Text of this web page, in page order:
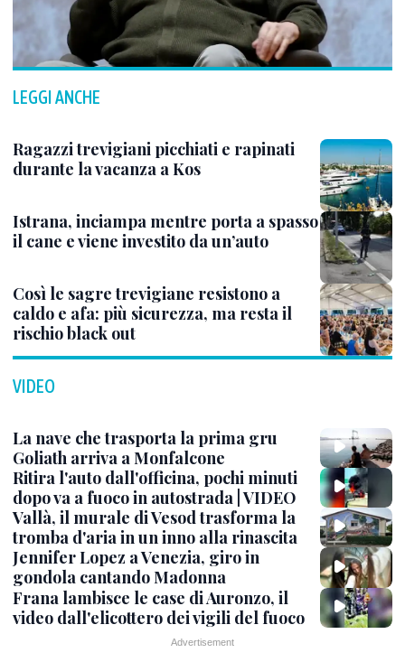
LEGGI ANCHE
Ragazzi trevigiani picchiati e rapinati
durante la vacanza a Kos
Istrana, inciampa mentre porta a spasso
il cane e viene investito da un’auto
Così le sagre trevigiane resistono a
caldo e afa: più sicurezza, ma resta il
rischio black out
VIDEO
La nave che trasporta la prima gru
Goliath arriva a Monfalcone
Ritira l'auto dall'officina, pochi minuti
dopo va a fuoco in autostrada | VIDEO
Vallà, il murale di Vesod trasforma la
tromba d'aria in un inno alla rinascita
Jennifer Lopez a Venezia, giro in
gondola cantando Madonna
Frana lambisce le case di Auronzo, il
video dall'elicottero dei vigili del fuoco